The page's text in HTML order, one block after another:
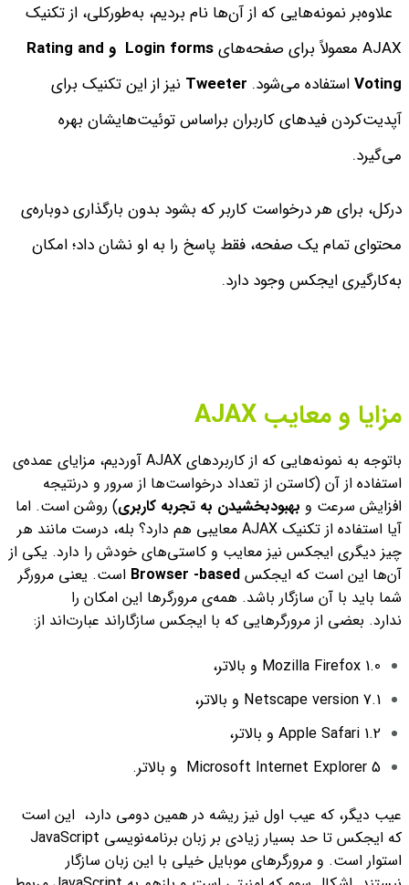
علاوه‌بر نمونه‌هایی که از آن‌ها نام بردیم، به‌طورکلی، از تکنیک
AJAX معمولاً برای صفحه‌های
Login forms و
Rating and
Votingاستفاده می‌شود. Tweeter نیز از این تکنیک برای
آپدیت‌کردن فید‌های کاربران براساس توئیت‌هایشان بهره
می‌گیرد.
درکل، برای هر درخواست کاربر که بشود بدون بارگذاری دوباره‌ی
محتوای تمام یک صفحه،‌ فقط پاسخ را به او نشان داد؛ امکان
به‌کارگیری ایجکس وجود دارد.
مزایا و معایب AJAX
باتوجه به نمونه‌هایی که از کاربردهای AJAX آوردیم، مزایای عمده‌ی
استفاده از آن (کاستن از تعداد درخواست‌‌ها از سرور و درنتیجه
افزایش سرعت و بهبودبخشیدن به تجربه کاربری) روشن است. اما
آیا استفاده از تکنیک AJAX معایبی هم دارد؟
بله، درست مانند هر
چیز دیگری ایجکس نیز معایب و کاستی‌های خودش را دارد. یکی از
آن‌ها این است که ایجکس Browser -based است. یعنی مرورگر
شما باید با آن سازگار باشد. همه‌ی مرورگرها این‌ امکان را
ندارد. بعضی از مرورگرهایی که با ایجکس سازگار‌اند عبارت‌اند از:
Mozilla Firefox 1.0 و بالاتر،
Netscape version 7.1 و بالاتر،
Apple Safari 1.2 و بالاتر،
Microsoft Internet Explorer 5 و بالاتر.
عیب دیگر، که عیب اول نیز ریشه در همین دومی دارد، این است
استوار است. و مرورگرهای موبایل خیلی با این زبان سازگار